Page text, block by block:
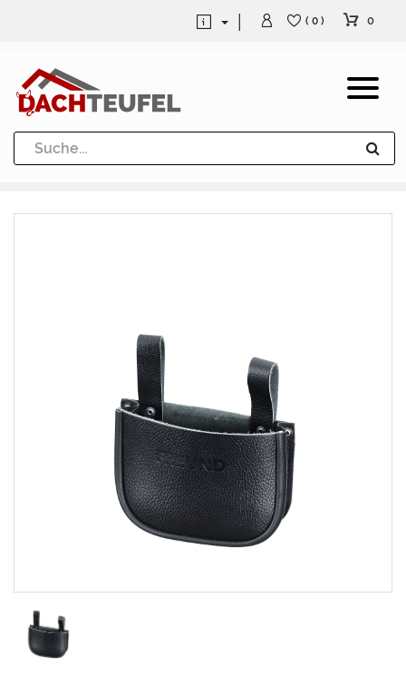
Dachrinne und Fallrohre
Werkzeuge und Löttechnik
( 0 ) 0